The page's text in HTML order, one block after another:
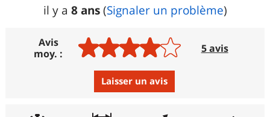
il y a 8 ans (Signaler un problème)
Avis
moy. :
5 avis
Laisser un avis